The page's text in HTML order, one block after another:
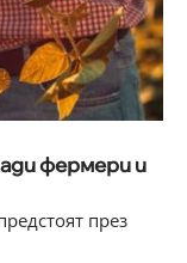
фермери и
през